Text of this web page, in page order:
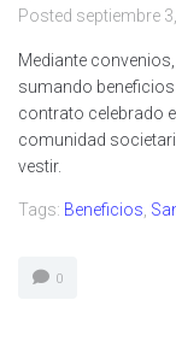
Posted septiembre
Mediante convenios,
sumando
contrato celebrado
comunidad
vestir.
Tags: Beneficios
0